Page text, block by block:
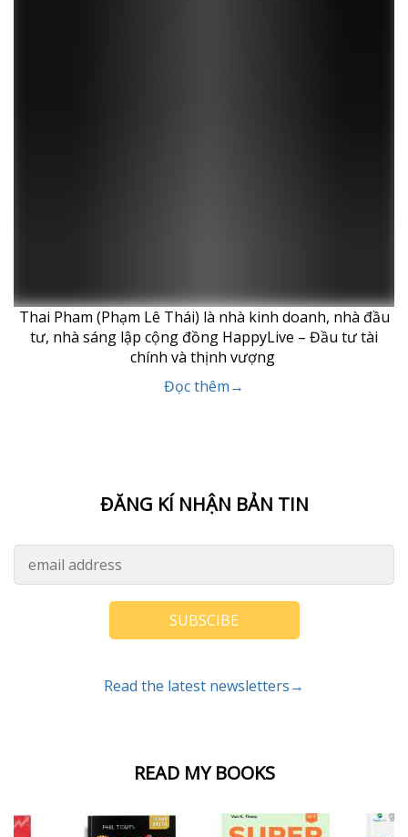
READ MY BOOKS
Thai Pham (Phạm Lê Thái) là nhà kinh doanh, nhà đầu
tư, nhà sáng lập cộng đồng HappyLive – Đầu tư tài
chính và thịnh vượng
Đọc thêm→
ĐĂNG KÍ NHẬN BẢN TIN
SUBSCIBE
Read the latest newsletters→